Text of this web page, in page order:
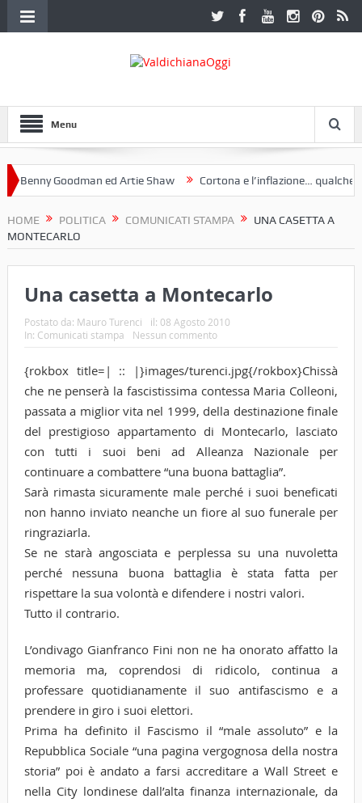
Menu
Goodman ed Artie Shaw Cortona e l’inflazione… qualche
HOME POLITICA COMUNICATI STAMPA
UNA CASETTA A
MONTECARLO
Una casetta a Montecarlo
Postato da: Mauro Turenci il: 08 Agosto 2010
In: Comunicati stampa Nessun commento
{rokbox title=| :: |}images/turenci.jpg{/rokbox}Chissà
che ne penserà la fascistissima contessa Maria Colleoni,
passata a miglior vita nel 1999, della destinazione finale
del prestigioso appartamento di Montecarlo, lasciato
con tutti i suoi beni ad Alleanza Nazionale per
continuare a combattere “una buona battaglia”.
Sarà rimasta sicuramente male perché i suoi beneficati
non hanno inviato neanche un fiore al suo funerale per
ringraziarla.
Se ne starà angosciata e perplessa su una nuvoletta
perché nessuna buona battaglia è stata fatta per
rispettare la sua volontà e difendere i nostri valori.
Tutto il contrario.
L’ondivago Gianfranco Fini non ne ha onorato affatto la
memoria ma, coprendosi di ridicolo, continua a
professare quotidianamente il suo antifascismo e a
prendere in giro i suoi elettori.
Prima ha definito il Fascismo il “male assoluto” e la
Repubblica Sociale “una pagina vergognosa della nostra
storia” poi è andato a farsi accreditare a Wall Street e
nella City londinese dall’alta finanza internazionale, da